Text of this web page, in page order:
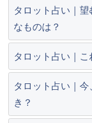
タロット占い｜
なものは？
タロット占い｜
タロット占い｜
き？